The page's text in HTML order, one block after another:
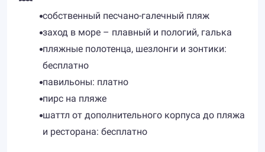
собственный песчано-галечный пляж
заход в море – плавный и пологий, галька
пляжные полотенца, шезлонги и зонтики:
бесплатно
павильоны: платно
пирс на пляже
шаттл от дополнительного корпуса до пляжа
и ресторана: бесплатно